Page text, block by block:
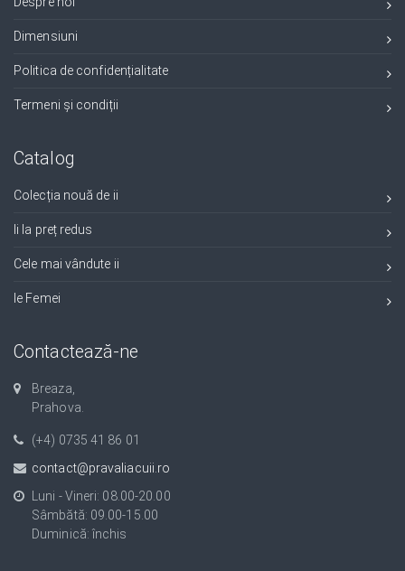
Dimensiuni
Politica de confidențialitate
Termeni și condiții
Catalog
Colecția nouă de ii
Ii la preț redus
Cele mai vândute ii
Ie Femei
Contactează-ne
Breaza,
Prahova.
(+4) 0735 41 86 01
contact@pravaliacuii.ro
Luni - Vineri: 08.00-20.00
Sâmbătă: 09.00-15.00
Duminică: închis